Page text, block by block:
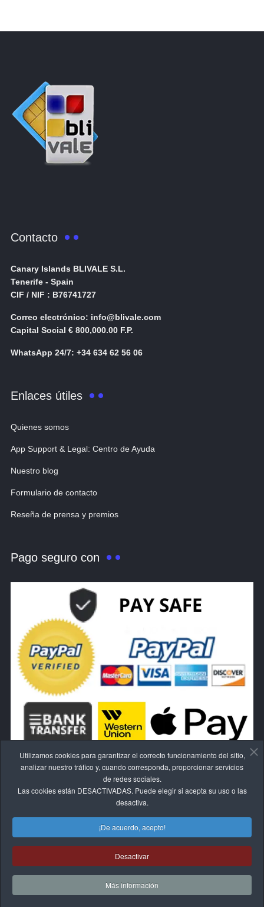
Contacto
Canary Islands BLIVALE S.L.
Tenerife - Spain
CIF / NIF : B76741727
Correo electrónico: info@blivale.com
Capital Social € 800,000.00 F.P.
WhatsApp 24/7: +34 634 62 56 06
Enlaces útiles
Quienes somos
App Support & Legal: Centro de Ayuda
Nuestro blog
Formulario de contacto
Reseña de prensa y premios
Pago seguro con
RESCINDE EL CONTRATO AQUÍ.
© 2017-2026 BLIVALE
Utilizamos cookies para garantizar el correcto funcionamiento del sitio,
analizar nuestro tráfico y, cuando corresponda, proporcionar servicios
de redes sociales.
Las cookies están DESACTIVADAS. Puede elegir si acepta su uso o las
desactiva.
¡De acuerdo, acepto!
Desactivar
Más información